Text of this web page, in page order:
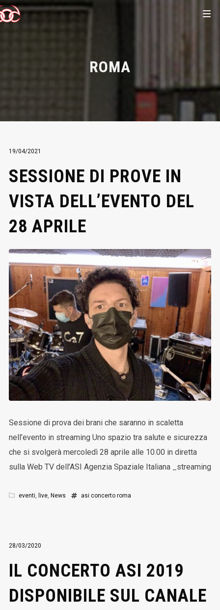
ROMA
19/04/2021
SESSIONE DI PROVE IN
VISTA DELL’EVENTO DEL
28 APRILE
Sessione di prova dei brani che saranno in scaletta
nell’evento in streaming Uno spazio tra salute e sicurezza
che si svolgerà mercoledì 28 aprile alle 10.00 in diretta
sulla Web TV dell’ASI Agenzia Spaziale Italiana _streaming
eventi, live, News asi concerto roma
28/03/2020
IL CONCERTO ASI 2019
DISPONIBILE SUL CANALE